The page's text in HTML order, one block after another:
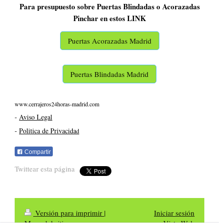
Para presupuesto sobre Puertas Blindadas o Acorazadas
Pinchar en estos LINK
Puertas Acorazadas Madrid
Puertas Blindadas Madrid
www.cerrajeros24horas-madrid.com
- Aviso Legal
- Politica de Privacidad
Compartir
Twittear esta página
Versión para imprimir |
Iniciar sesión